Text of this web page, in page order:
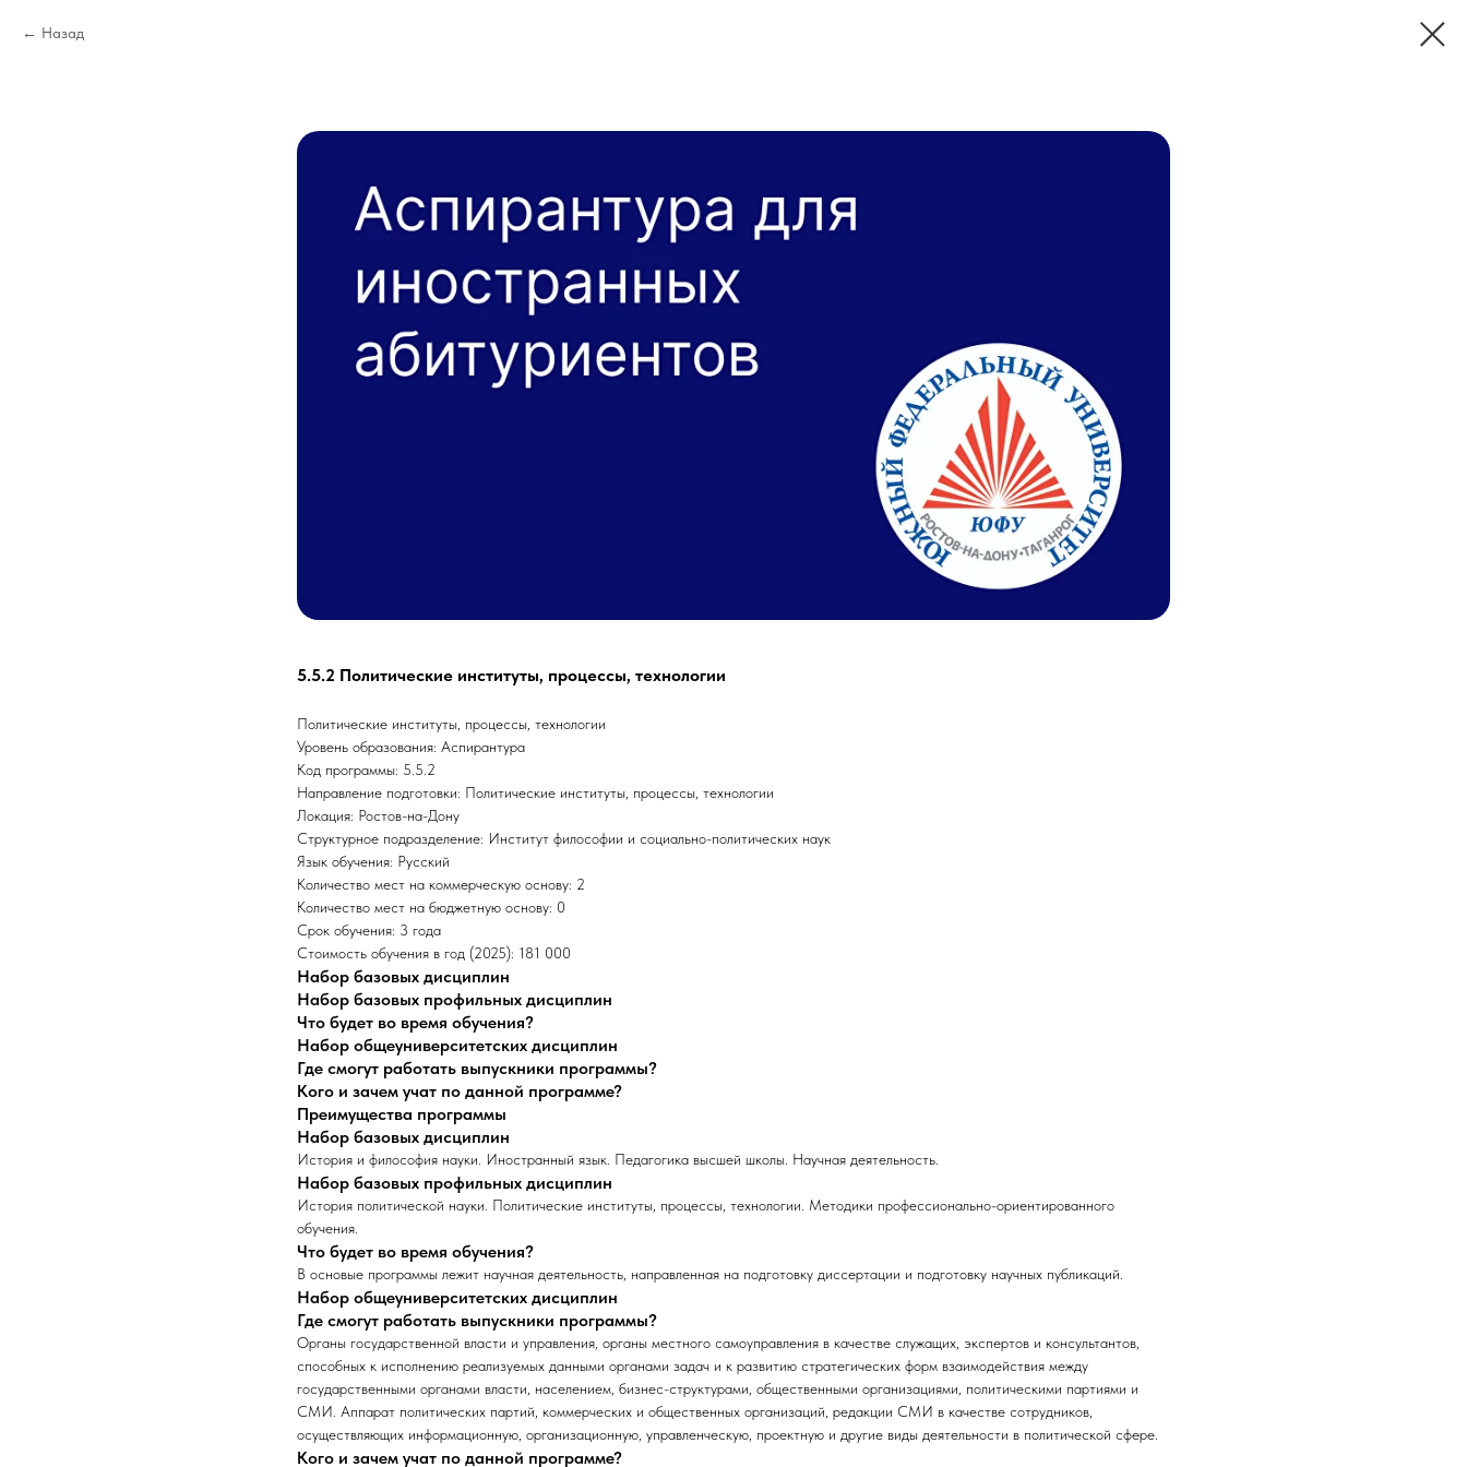
Назад
5.5.2 Политические институты, процессы, технологии
Политические институты, процессы, технологии
Уровень образования: Аспирантура
Код программы: 5.5.2
Направление подготовки: Политические институты, процессы, технологии
Локация: Ростов-на-Дону
Структурное подразделение: Институт философии и социально-политических наук
Язык обучения: Русский
Количество мест на коммерческую основу: 2
Количество мест на бюджетную основу: 0
Срок обучения: 3 года
Стоимость обучения в год (2025): 181 000
Набор базовых дисциплин
Набор базовых профильных дисциплин
Что будет во время обучения?
Набор общеуниверситетских дисциплин
Где смогут работать выпускники программы?
Кого и зачем учат по данной программе?
Преимущества программы
Набор базовых дисциплин
История и философия науки. Иностранный язык. Педагогика высшей школы. Научная деятельность.
Набор базовых профильных дисциплин
История политической науки. Политические институты, процессы, технологии. Методики профессионально-ориентированного
обучения.
Что будет во время обучения?
В основые программы лежит научная деятельность, направленная на подготовку диссертации и подготовку научных публикаций.
Набор общеуниверситетских дисциплин
Где смогут работать выпускники программы?
Органы государственной власти и управления, органы местного самоуправления в качестве служащих, экспертов и консультантов,
способных к исполнению реализуемых данными органами задач и к развитию стратегических форм взаимодействия между
государственными органами власти, населением, бизнес-структурами, общественными организациями, политическими партиями и
СМИ. Аппарат политических партий, коммерческих и общественных организаций, редакции СМИ в качестве сотрудников,
осуществляющих информационную, организационную, управленческую, проектную и другие виды деятельности в политической сфере.
Кого и зачем учат по данной программе?